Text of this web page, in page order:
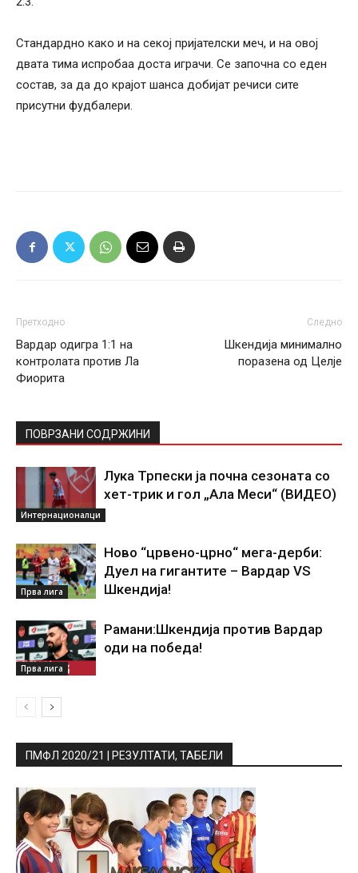
Стандардно како и на секој пријателски меч, и на овој
двата тима испробаа доста играчи. Се започна со еден
состав, за да до крајот шанса добијат речиси сите
присутни фудбалери.
Претходно
Вардар одигра 1:1 на
контролата против Ла
Фиорита
Следно
Шкендија минимално
поразена од Целје
ПОВРЗАНИ СОДРЖИНИ
Интернационалци
Лука Трпески ја почна сезоната со
хет-трик и гол „Ала Меси“ (ВИДЕО)
Прва лига
Ново “црвено-црно“ мега-дерби:
Дуел на гигантите – Вардар VS
Шкендија!
Прва лига
Рамани:Шкендија против Вардар
оди на победа!
ПМФЛ 2020/21 | РЕЗУЛТАТИ, ТАБЕЛИ